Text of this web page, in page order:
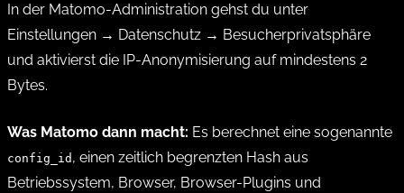
In der Matomo-Administration gehst du unter
Einstellungen → Datenschutz → Besucherprivatsphäre
und aktivierst die IP-Anonymisierung auf mindestens 2
Bytes.
Was Matomo dann macht: Es berechnet eine sogenannte
config_id , einen zeitlich begrenzten Hash aus
Betriebssystem, Browser, Browser-Plugins und